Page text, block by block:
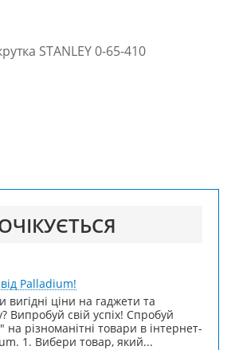
Palladium!
вигідні ціни на гаджети та
Випробуй свій успіх! Спробуй
на різноманітні товари в інтернет-
1. Вибери товар, який...